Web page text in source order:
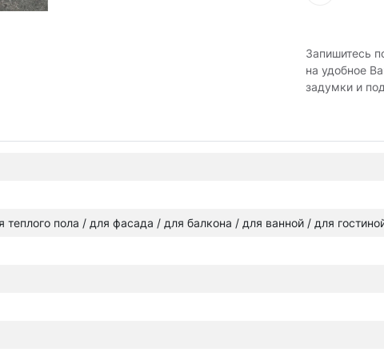
Запишитесь
на удобное
задумки и
теплого пола / для фасада / для балкона / для ванной / для